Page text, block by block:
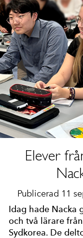
Elever
Publicerad 11
Idag hade Nacka
och två lärare
Sydkorea. De